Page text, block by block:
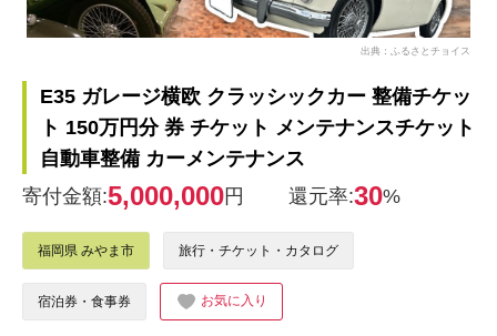
出典：ふるさとチョイス
E35 ガレージ横欧 クラッシックカー 整備チケッ
ト 150万円分 券 チケット メンテナンスチケット
自動車整備 カーメンテナンス
寄付金額:5,000,000円 還元率:30%
福岡県 みやま市 旅行・チケット・カタログ
宿泊券・食事券 お気に入り